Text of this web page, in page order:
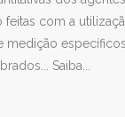
feitas com a
medição
Saiba...